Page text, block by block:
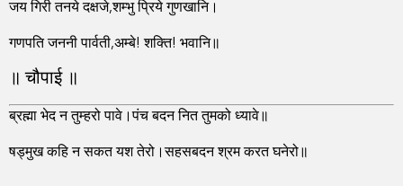
जय गिरी तनये दक्षजे,शम्भु प्रिये गुणखानि।
गणपति जननी पार्वती,अम्बे! शक्ति! भवानि॥
॥ चौपाई ॥
ब्रह्मा भेद न तुम्हरो पावे।पंच बदन नित तुमको ध्यावे॥
षड्मुख कहि न सकत यश तेरो।सहसबदन श्रम करत घनेरो॥